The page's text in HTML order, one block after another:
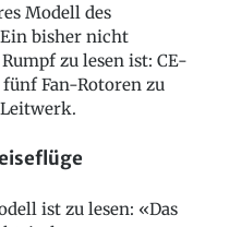
Modell des
bisher nicht
zu lesen ist: CE-
Fan-Rotoren zu
ist zu lesen: «Das